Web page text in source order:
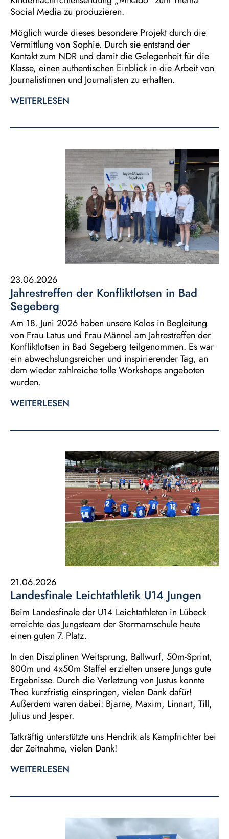
Social Media zu produzieren.
Möglich wurde dieses besondere Projekt durch die
Vermittlung von Sophie. Durch sie entstand der
Kontakt zum NDR und damit die Gelegenheit für die
Klasse, einen authentischen Einblick in die Arbeit von
Journalistinnen und Journalisten zu erhalten.
WEITERLESEN
23.06.2026
Jahrestreffen der Konfliktlotsen in Bad
Segeberg
Am 18. Juni 2026 haben unsere Kolos in Begleitung
von Frau Latus und Frau Männel am Jahrestreffen der
Konfliktlotsen in Bad Segeberg teilgenommen. Es war
ein abwechslungsreicher und inspirierender Tag, an
dem wieder zahlreiche tolle Workshops angeboten
wurden.
WEITERLESEN
21.06.2026
Landesfinale Leichtathletik U14 Jungen
Beim Landesfinale der U14 Leichtathleten in Lübeck
erreichte das Jungsteam der Stormarnschule heute
einen guten 7. Platz.
In den Disziplinen Weitsprung, Ballwurf, 50m-Sprint,
800m und 4x50m Staffel erzielten unsere Jungs gute
Ergebnisse. Durch die Verletzung von Justus konnte
Theo kurzfristig einspringen, vielen Dank dafür!
Außerdem waren dabei: Bjarne, Maxim, Linnart, Till,
Julius und Jesper.
Tatkräftig unterstützte uns Hendrik als Kampfrichter bei
der Zeitnahme, vielen Dank!
WEITERLESEN